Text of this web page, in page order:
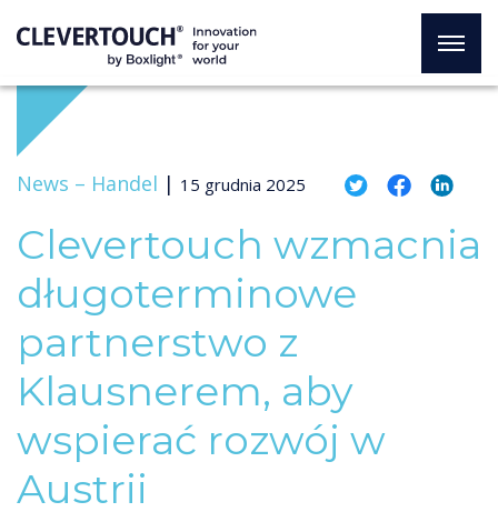
News – Handel | 15 grudnia 2025
Clevertouch wzmacnia
długoterminowe
partnerstwo z
Klausnerem, aby
wspierać rozwój w
Austrii